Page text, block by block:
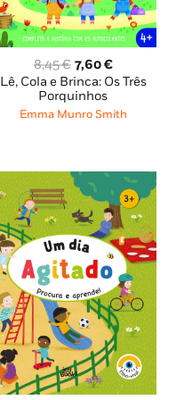
8,45€ O
preço
original
era:
7,60€O
preço
é:
Lê, Cola e Brinca: Os Três
Porquinhos
Emma Munro Smith